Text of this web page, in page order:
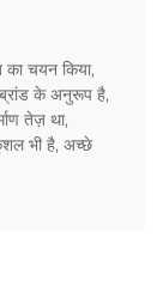
का चयन किया,
ब्रांड के अनुरूप है,
तेज़ था,
भी है, अच्छे